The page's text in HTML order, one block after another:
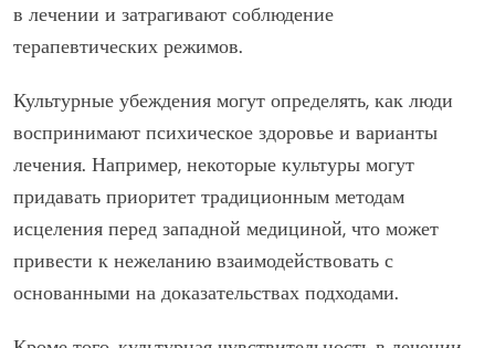
в лечении и затрагивают соблюдение
терапевтических режимов.
Культурные убеждения могут определять, как люди
воспринимают психическое здоровье и варианты
лечения. Например, некоторые культуры могут
придавать приоритет традиционным методам
исцеления перед западной медициной, что может
привести к нежеланию взаимодействовать с
основанными на доказательствах подходами.